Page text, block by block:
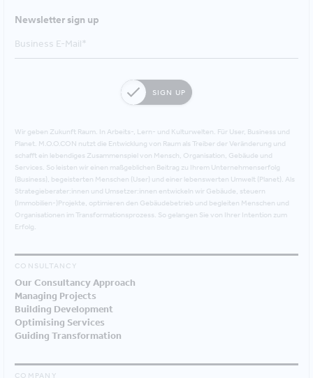
Newsletter sign up
SIGN UP
Wir geben Zukunft Raum. In Arbeits-, Lern- und Kulturwelten. Für User, Business und
Planet. M.O.O.CON nutzt die Entwicklung von Raum als Treiber der Veränderung und
schafft ein lebendiges Zusammenspiel von Mensch, Organisation, Gebäude und
Services. So leisten wir einen maßgeblichen Beitrag zu Ihrem Unternehmenserfolg
(Business), begeisterten Menschen (User) und einer lebenswerten Umwelt (Planet). Als
Strategieberater:innen und Umsetzer:innen entwickeln wir Gebäude, steuern
(Immobilien-)Projekte, optimieren den Gebäudebetrieb und begleiten Menschen und
Organisationen im Transformationsprozess. So gelangen Sie von Ihrer Intention zum
Erfolg.
CONSULTANCY
Our Consultancy Approach
Managing Projects
Building Development
Optimising Services
Guiding Transformation
COMPANY